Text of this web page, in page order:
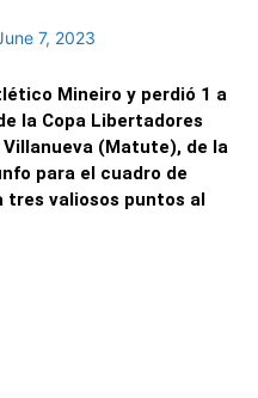
7, 2023
Mineiro y perdió 1 a
la Copa Libertadores
(Matute), de la
para el cuadro de
tres valiosos puntos al